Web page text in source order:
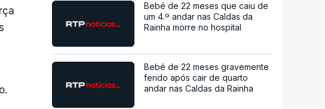
Bebé de 22 meses que caiu de
um 4.º andar nas Caldas da
Rainha morre no hospital
Bebé de 22 meses gravemente
ferido após cair de quarto
andar nas Caldas da Rainha